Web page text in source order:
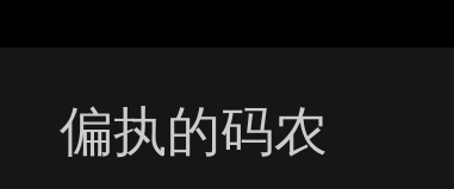
偏执的码农